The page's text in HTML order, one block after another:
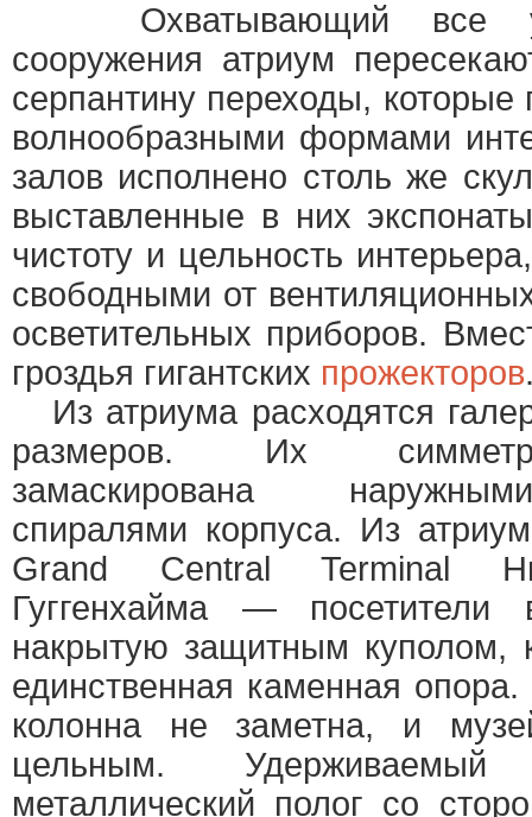
Охватывающий все
сооружения атриум
серпантину переходы,
волнообразными формами
залов исполнено столь же
выставленные в них
чистоту и цельность
свободными от
осветительных приборов.
гроздья гигантских прожекторов
Из атриума расходятся
размеров. Их
замаскирована
спиралями корпуса. Из
Grand Central Terminal
Гуггенхайма — посетители
накрытую защитным куполом,
единственная каменная
колонна не заметна, и
цельным.
металлический полог со